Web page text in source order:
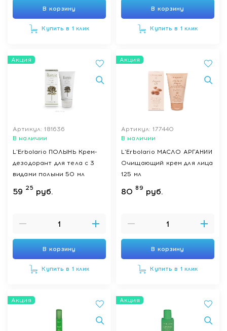
В корзину
Купить в 1 клик
В корзину
Купить в 1 клик
Акция
Артикул: 181636
В наличии
L'Erbolario ПОЛЫНЬ Крем-
дезодорант для тела с 3
видами полыни 50 мл
59 25 руб.
В корзину
Купить в 1 клик
Акция
Артикул: 177440
В наличии
L'Erbolario МАСЛО АРГАНИИ
Очищающий крем для лица
125 мл
80 89 руб.
В корзину
Купить в 1 клик
Акция Акция